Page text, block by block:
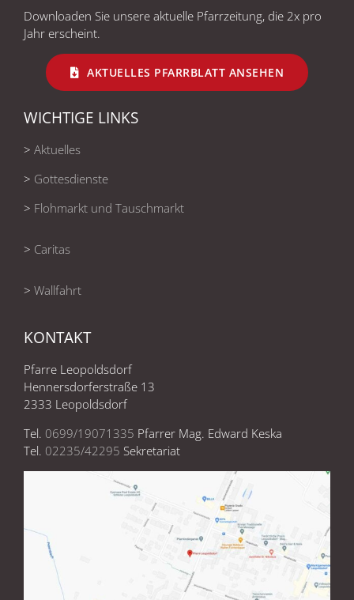
Downloaden Sie unsere aktuelle Pfarrzeitung, die 2x pro
Jahr erscheint.
AKTUELLES PFARRBLATT ANSEHEN
WICHTIGE LINKS
> Aktuelles
> Gottesdienste
> Flohmarkt und Tauschmarkt
> Caritas
> Wallfahrt
KONTAKT
Pfarre Leopoldsdorf
Hennersdorferstraße 13
2333 Leopoldsdorf
Tel. 0699/19071335 Pfarrer Mag. Edward Keska
Tel. 02235/42295 Sekretariat